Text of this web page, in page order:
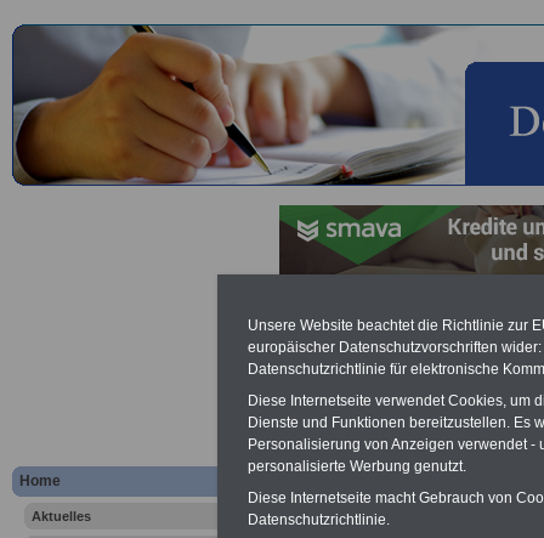
Home
Aktuelles
Zusammenveranlagung
Werbung mit Banner bzw.
Schon zum Festpreis von 250
Monate können Sie einen
Websitefrauen-im-
Interesse, einfach dieses
Ihre Wünsche!
Unsere Website beachtet die Richtlinie zur
europäischer Datenschutzvorschriften
Datenschutzrichtlinie für elektronische
Diese Internetseite verwendet Cookies, um
Dienste und Funktionen bereitzustellen. Es
Personalisierung von Anzeigen verwendet
personalisierte Werbung genutzt.
Diese Internetseite macht Gebrauch von
Datenschutzrichtlinie.